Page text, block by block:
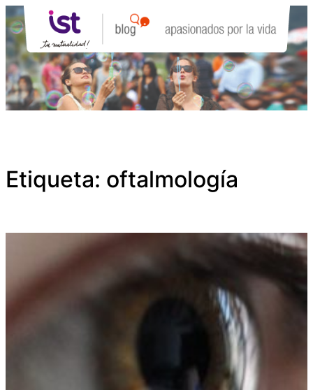
Saltar
al
contenido
Etiqueta: oftalmología